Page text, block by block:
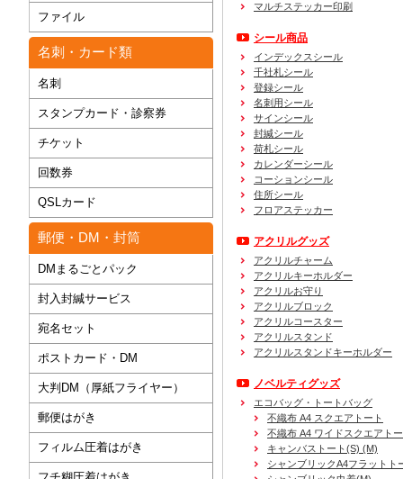
ファイル
名刺・カード類
名刺
スタンプカード・診察券
チケット
回数券
QSLカード
郵便・DM・封筒
DMまるごとパック
封入封緘サービス
宛名セット
ポストカード・DM
大判DM（厚紙フライヤー）
郵便はがき
フィルム圧着はがき
マルチステッカー印刷
シール商品
インデックスシール
千社札シール
登録シール
名刺用シール
サインシール
封緘シール
荷札シール
カレンダーシール
コーションシール
住所シール
フロアステッカー
アクリルグッズ
アクリルチャーム
アクリルキーホルダー
アクリルお守り
アクリルブロック
アクリルコースター
アクリルスタンド
アクリルスタンドキーホルダー
ノベルティグッズ
エコバッグ・トートバッグ
不織布 A4 スクエアトート
不織布 A4 ワイドスクエアト
キャンバストート(S) (M)
シャンブリックA4フラットト